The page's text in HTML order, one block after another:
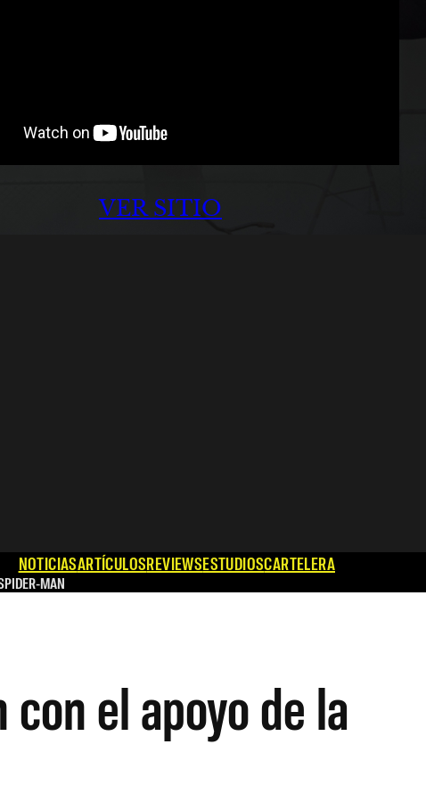
VER SITIO
NOTICIASARTÍCULOSREVIEWSESTUDIOSCARTELERA
MAN
el apoyo de la